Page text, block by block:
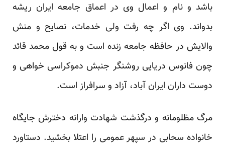
باشد و نام و اعمال وی در اعماق جامعه ایران ریشه
بدواند. وی اگر چه رفت ولی خدمات، نصایح و منش
والایش در حافظه جامعه زنده است و به قول محمد قائد
چون فانوس دریایی روشنگر جنبش دموکراسی خواهی و
دوست داران ایران آباد، آزاد و سرافراز است.
مرگ مظلومانه و درگذشت شهادت وارانه دخترش جایگاه
خانواده سحابی در سپهر عمومی را اعتلا بخشید. دستاورد